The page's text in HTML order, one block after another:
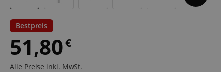
Bestpreis
51,80€
Alle Preise inkl. MwSt.